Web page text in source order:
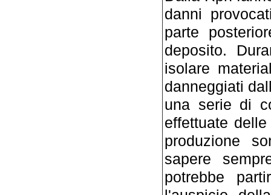
danni
parte
deposito.
isolare
danneggiati
una serie di
effettuate
produzione
sapere
potrebbe